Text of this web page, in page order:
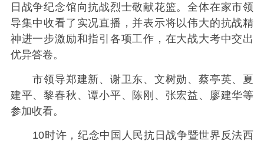
日战争纪念馆向抗战烈士敬献花篮。全体在家市领
导集中收看了实况直播，并表示将以伟大的抗战精
神进一步激励和指引各项工作，在大战大考中交出
优异答卷。
市领导郑建新、谢卫东、文树勋、蔡亭英、夏
建平、黎春秋、谭小平、陈刚、张宏益、廖建华等
参加收看。
10时许，纪念中国人民抗日战争暨世界反法西